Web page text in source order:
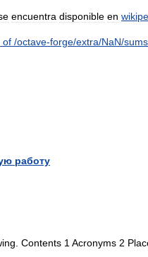
encuentra disponible en
of /octave-forge/extra/NaN/
работу
Contents 1 Acronyms 2